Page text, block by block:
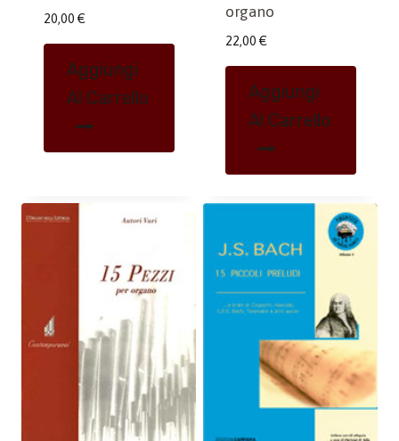
20,00 €
Aggiungi
Al Carrello
organo
22,00 €
Aggiungi
Al Carrello